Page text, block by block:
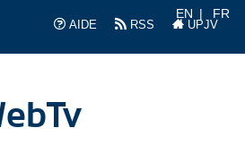
AIDE
RSS UPJV
EN FR